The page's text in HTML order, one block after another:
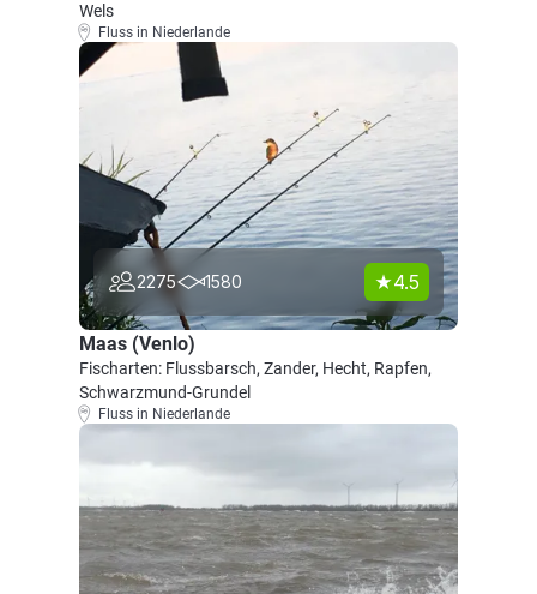
Wels
Fluss in Niederlande
2275 1580 4.5
Maas (Venlo)
Fischarten: Flussbarsch, Zander, Hecht, Rapfen,
Schwarzmund-Grundel
Fluss in Niederlande